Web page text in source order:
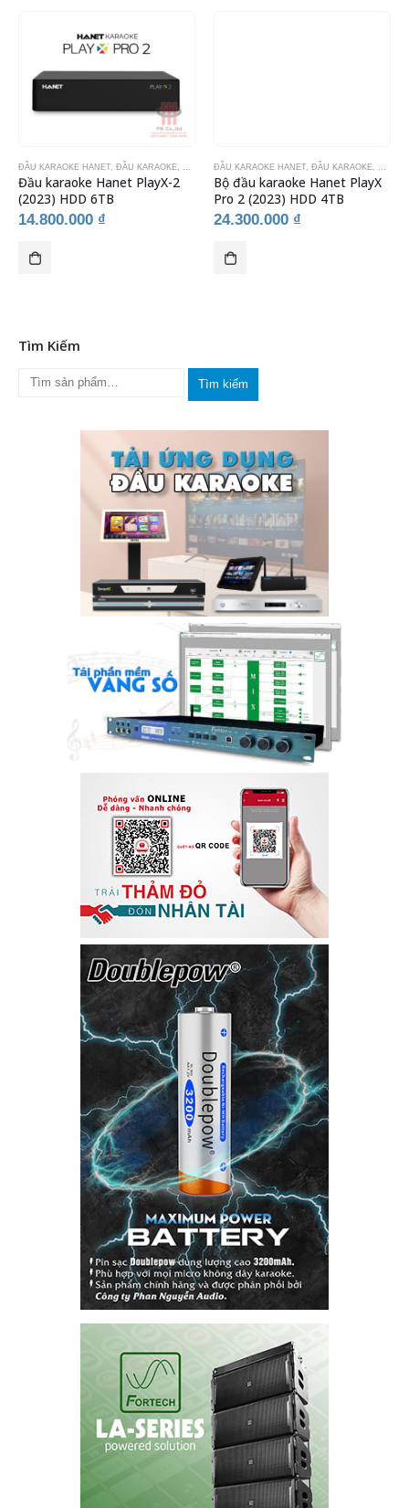
BỊ KARAOKE
ĐẦU KARAOKE HANET ĐẦU KARAOKE THIẾT BỊ KARAOKE
Đầu karaoke Hanet PlayX-2
(2023) HDD 6TB
14.800.000 ₫
ĐẦU KARAOKE HANET ĐẦU KARAOKE
Bộ đầu karaoke Hanet PlayX
Pro 2 (2023) HDD 4TB
24.300.000 ₫
Tìm Kiếm
Tìm kiếm